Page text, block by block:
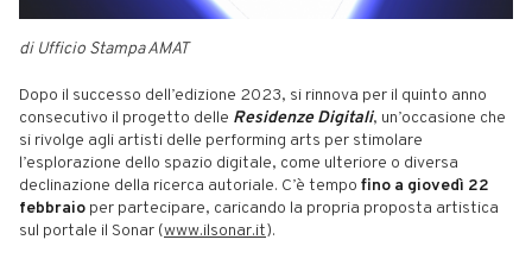
di Ufficio Stampa AMAT
Dopo il successo dell’edizione 2023, si rinnova per il quinto anno
consecutivo il progetto delle Residenze Digitali, un’occasione che
si rivolge agli artisti delle performing arts per stimolare
l’esplorazione dello spazio digitale, come ulteriore o diversa
declinazione della ricerca autoriale. C’è tempo fino a giovedì 22
febbraio per partecipare, caricando la propria proposta artistica
sul portale il Sonar (www.ilsonar.it).